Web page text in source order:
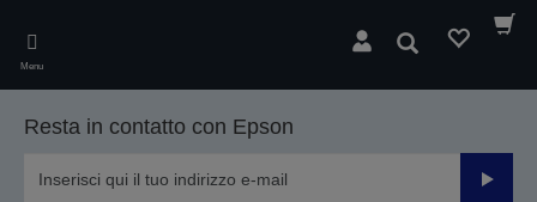
main
content
Menu
Cerca
Resta in contatto con Epson
Invia